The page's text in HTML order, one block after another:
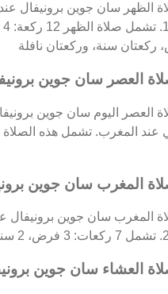
سنة، وركعتان نافلة
العصر سان جوين
العصر اليوم سان جوين
المغرب سان جوين
العشاء سان جوين